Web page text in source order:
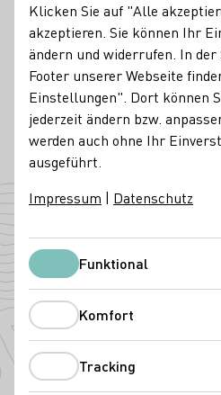
Mitgliedschaften
keine
Kontakt
Weingut Brenneis-Koch
67098 Bad Dürkheim-Leistadt
Deutschland
Angebaute Rebsorten
Klicken Sie auf "Alle
akzeptieren. Sie können Ihr
ändern und widerrufen. In
Footer unserer Webseite
Einstellungen". Dort können
jederzeit ändern bzw.
werden auch ohne Ihr
ausgeführt.
Impressum | Datenschutz
FunktionalFunktional
Komfort
Tracking